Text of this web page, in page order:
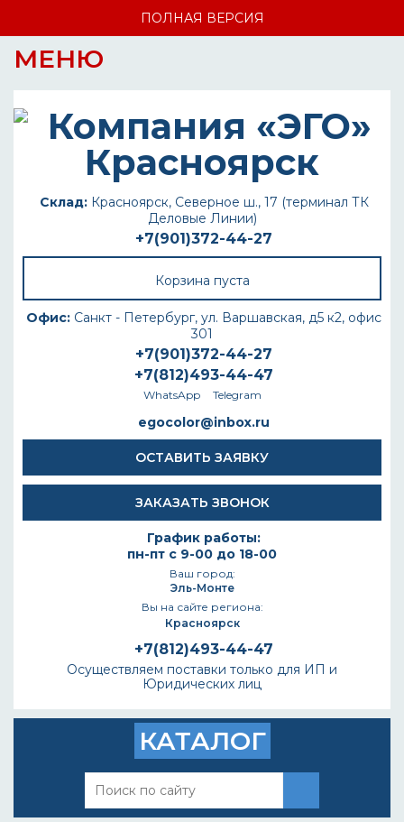
ПОЛНАЯ ВЕРСИЯ
МЕНЮ
Склад:Красноярск, Северное ш., 17 (терминал ТК
Деловые Линии)
+7(901)372-44-27
Корзина пуста
Офис: Санкт - Петербург, ул. Варшавская, д5 к2, офис
301
+7(901)372-44-27
+7(812)493-44-47
WhatsApp Telegram
egocolor@inbox.ru
ОСТАВИТЬ ЗАЯВКУ
ЗАКАЗАТЬ ЗВОНОК
График работы:
пн-пт с 9-00 до 18-00
Ваш город:
Эль-Монте
Вы на сайте региона:
Красноярск
+7(812)493-44-47
Осуществляем поставки только для ИП и
Юридических лиц
КАТАЛОГ